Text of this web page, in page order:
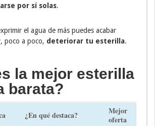
por sí solas.
el agua de más puedes acabar
poco a poco, deteriorar tu esterilla.
la mejor esterilla
barata?
¿En qué destaca?
Mejor
oferta